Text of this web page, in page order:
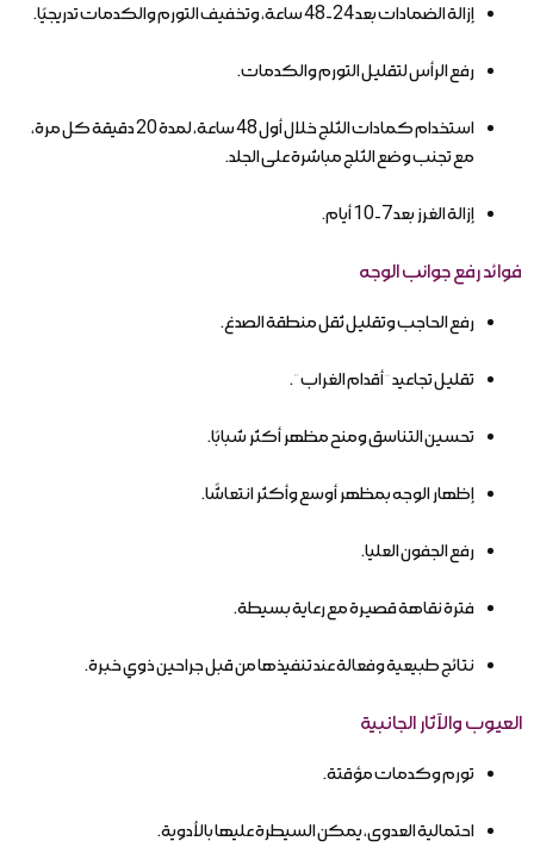
إزالة الضمادات بعد 24-48 ساعة، وتخفيف التورم والكدمات تدريجيًا.
رفع الرأس لتقليل التورم والكدمات.
استخدام كمادات الثلج خلال أول 48 ساعة، لمدة 20 دقيقة كل مرة،
مع تجنب وضع الثلج مباشرة على الجلد.
إزالة الغرز بعد 7-10 أيام.
فوائد رفع جوانب الوجه
رفع الحاجب وتقليل ثقل منطقة الصدغ.
تقليل تجاعيد “أقدام الغراب”.
تحسين التناسق ومنح مظهر أكثر شبابًا.
إظهار الوجه بمظهر أوسع وأكثر انتعاشًا.
رفع الجفون العليا.
فترة نقاهة قصيرة مع رعاية بسيطة.
نتائج طبيعية وفعالة عند تنفيذها من قبل جراحين ذوي خبرة.
العيوب والآثار الجانبية
تورم وكدمات مؤقتة.
احتمالية العدوى، يمكن السيطرة عليها بالأدوية.